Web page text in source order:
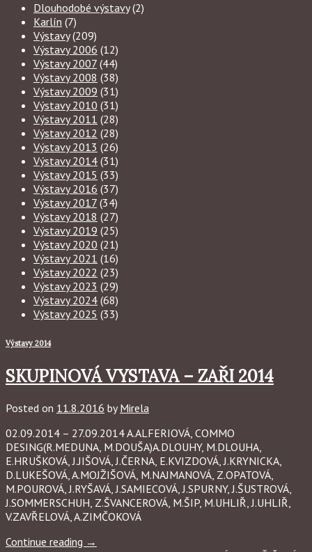
Dlouhodobé výstavy(2)
Karlín (7)
Výstavy(209)
Výstavy 2006 (12)
Výstavy 2007 (44)
Výstavy 2008 (38)
Výstavy 2009 (31)
Výstavy 2010 (31)
Výstavy 2011 (28)
Výstavy 2012 (28)
Výstavy 2013 (26)
Výstavy 2014 (31)
Výstavy 2015 (33)
Výstavy 2016 (37)
Výstavy 2017 (34)
Výstavy 2018 (27)
Výstavy 2019 (25)
Výstavy 2020 (21)
Výstavy 2021 (16)
Výstavy 2022 (23)
Výstavy 2023 (29)
Výstavy 2024 (68)
Výstavy 2025 (33)
Výstavy 2014
SKUPINOVÁ VYSTAVA – ZAŘI 2014
Posted on 11.8.2016 byMirela
02.09.2014 – 27.09.2014 A.ALFERIOVÁ, COMMO
DESING(R.MEDUNA, M.DOUŠA)A.DLOUHY, M.DLOUHA,
E.HRUŠKOVÁ, J.JIŠOVÁ, J.ČERNA, E.KVIZDOVÁ, J.KRYNICKA,
D.LUKEŠOVÁ, A.MOJŽIŠOVÁ, M.NAJMANOVÁ, Z.OPATOVÁ,
M.POUROVÁ, J.RYŠAVÁ, J.SAMIECOVÁ, J.SPURNY, J.ŠUSTROVÁ,
J.SOMMERSCHUH, Z.ŠVANCEROVÁ, M.ŠIP, M.UHLIŘ, J.UHLIŘ,
V.ZAVŘELOVÁ, A.ZIMČOKOVÁ
Continue reading →